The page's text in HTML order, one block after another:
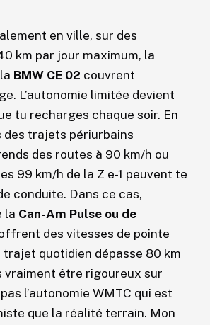
en ville, sur des
km par jour maximum, la
BMW CE 02 couvrent
L’autonomie limitée devient
tu recharges chaque soir. En
des trajets périurbains
des routes à 90 km/h ou
99 km/h de la Z e-1 peuvent te
conduite. Dans ce cas,
la Can-Am Pulse ou de
des vitesses de pointe
trajet quotidien dépasse 80 km
vraiment être rigoureux sur
l’autonomie WMTC qui est
que la réalité terrain. Mon